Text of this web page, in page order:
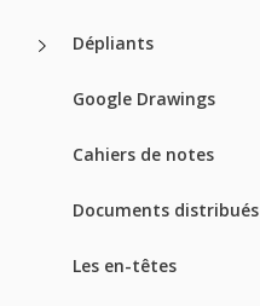
Dépliants
Google Drawings
Cahiers de notes
Documents distribués
Les en-têtes